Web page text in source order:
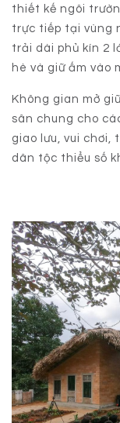
thiết kế ngôi
trực tiếp tại vùng
trải dài phủ kín 2
hè và giữ ấm vào
Không gian mở
sân chung cho
giao lưu, vui chơi,
dân tộc thiểu số